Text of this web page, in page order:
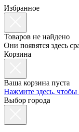
Избранное
Товаров не найдено
Они появятся здесь
Корзина
Ваша корзина пуста
Нажмите здесь,
Выбор города